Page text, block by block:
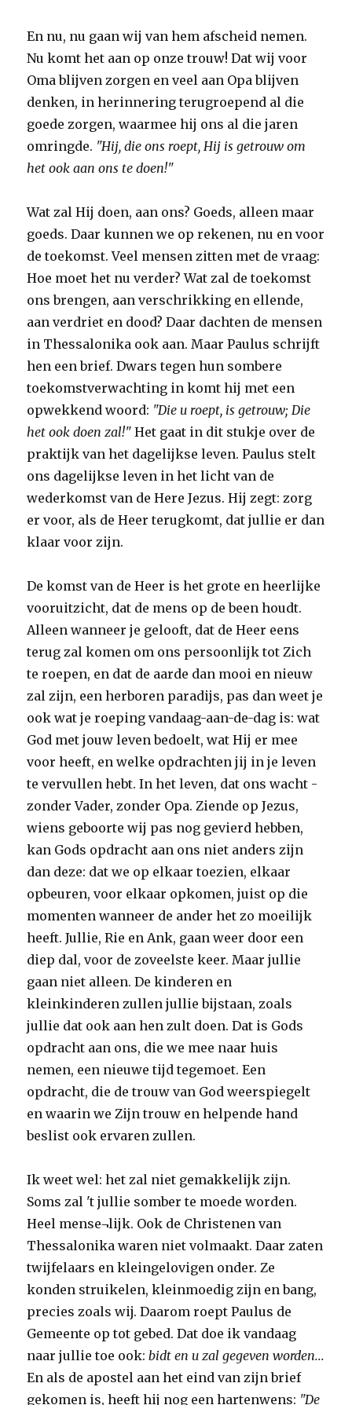
En nu, nu gaan wij van hem afscheid nemen.
Nu komt het aan op onze trouw! Dat wij voor
Oma blijven zorgen en veel aan Opa blijven
denken, in herinnering terugroepend al die
goede zorgen, waarmee hij ons al die jaren
omringde. "Hij, die ons roept, Hij is getrouw om
het ook aan ons te doen!"
Wat zal Hij doen, aan ons? Goeds, alleen maar
goeds. Daar kunnen we op rekenen, nu en voor
de toekomst. Veel mensen zitten met de vraag:
Hoe moet het nu verder? Wat zal de toekomst
ons brengen, aan verschrikking en ellende,
aan verdriet en dood? Daar dachten de mensen
in Thessalonika ook aan. Maar Paulus schrijft
hen een brief. Dwars tegen hun sombere
toekomstverwachting in komt hij met een
opwekkend woord: "Die u roept, is getrouw; Die
het ook doen zal!" Het gaat in dit stukje over de
praktijk van het dagelijkse leven. Paulus stelt
ons dagelijkse leven in het licht van de
wederkomst van de Here Jezus. Hij zegt: zorg
er voor, als de Heer terugkomt, dat jullie er dan
klaar voor zijn.
De komst van de Heer is het grote en heerlijke
vooruitzicht, dat de mens op de been houdt.
Alleen wanneer je gelooft, dat de Heer eens
terug zal komen om ons persoonlijk tot Zich
te roepen, en dat de aarde dan mooi en nieuw
zal zijn, een herboren paradijs, pas dan weet je
ook wat je roeping vandaag-aan-de-dag is: wat
God met jouw leven bedoelt, wat Hij er mee
voor heeft, en welke opdrachten jij in je leven
te vervullen hebt. In het leven, dat ons wacht -
zonder Vader, zonder Opa. Ziende op Jezus,
wiens geboorte wij pas nog gevierd hebben,
kan Gods opdracht aan ons niet anders zijn
dan deze: dat we op elkaar toezien, elkaar
opbeuren, voor elkaar opkomen, juist op die
momenten wanneer de ander het zo moeilijk
heeft. Jullie, Rie en Ank, gaan weer door een
diep dal, voor de zoveelste keer. Maar jullie
gaan niet alleen. De kinderen en
kleinkinderen zullen jullie bijstaan, zoals
jullie dat ook aan hen zult doen. Dat is Gods
opdracht aan ons, die we mee naar huis
nemen, een nieuwe tijd tegemoet. Een
opdracht, die de trouw van God weerspiegelt
en waarin we Zijn trouw en helpende hand
beslist ook ervaren zullen.
Ik weet wel: het zal niet gemakkelijk zijn.
Soms zal 't jullie somber te moede worden.
Heel mense¬lijk. Ook de Christenen van
Thessalonika waren niet volmaakt. Daar zaten
twijfelaars en kleingelovigen onder. Ze
konden struikelen, kleinmoedig zijn en bang,
precies zoals wij. Daarom roept Paulus de
Gemeente op tot gebed. Dat doe ik vandaag
naar jullie toe ook:bidt en u zal gegeven worden...
En als de apostel aan het eind van zijn brief
gekomen is, heeft hij nog een hartenwens: "De